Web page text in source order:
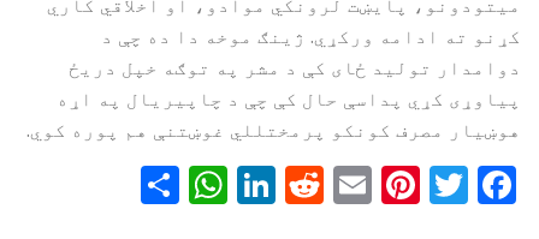
کړنو ته ادامه ورکړي. ژینګ موخه دا ده چې د
دوامدار تولید ځای کې د مشر په توګه خپل دریځ
پیاوړی کړي پداسې حال کې چې د چاپیریال په اړه
هوښیار مصرف کونکو پرمختللي غوښتنې هم پوره کوي.
Facebook
Twitter
Pinterest
Email
Reddit
LinkedIn
WhatsApp